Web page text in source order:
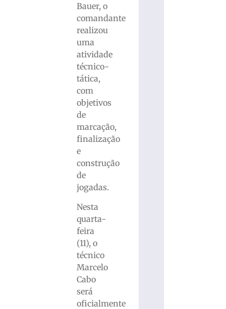
Bauer, o
comandante
realizou
uma
atividade
técnico-
tática,
com
objetivos
de
marcação,
finalização
e
construção
de
jogadas.
Nesta
quarta-
feira
(11), o
técnico
Marcelo
Cabo
será
oficialmente